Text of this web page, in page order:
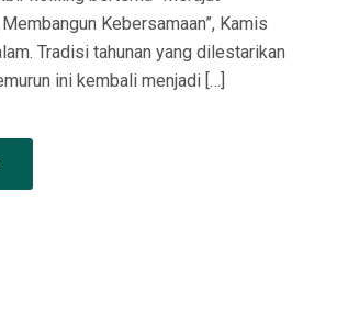
Kebersamaan”, Kamis
Tradisi tahunan yang dilestarikan
ini kembali menjadi […]